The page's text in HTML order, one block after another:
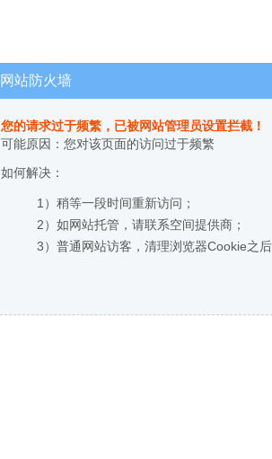
网站防火墙
您的请求过于频繁，已被网站管理员设置拦截！
可能原因：您对该页面的访问过于频繁
如何解决：
1）稍等一段时间重新访问；
2）如网站托管，请联系空间提供商；
3）普通网站访客，清理浏览器Cookie之